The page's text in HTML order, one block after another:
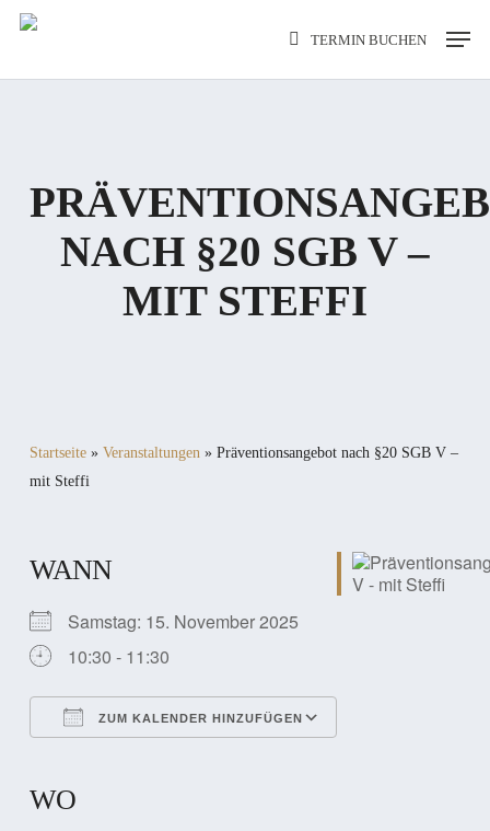
Skip
TERMIN BUCHEN
Menu
NACH §20 SGB V –
MIT STEFFI
Startseite» Veranstaltungen» Präventionsangebot nach §20 SGB V –
mit Steffi
WANN
Samstag: 15. November 2025
10:30 - 11:30
ZUM KALENDER HINZUFÜGEN
WO